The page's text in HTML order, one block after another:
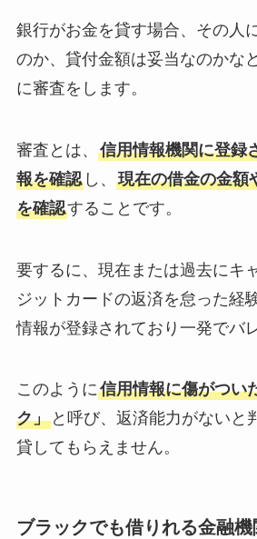
銀行がお金を貸す場合、その人
のか、貸付金額は妥当なのかな
に審査をします。
審査とは、 信用情報機関に登録
報を確認し、 現在の借金の金額
を確認することです。
要するに、現在または過去にキ
ジットカードの返済を怠った経
情報が登録されており一発でバ
このように信用情報に傷がつい
ク」と呼び、返済能力がないと
貸してもらえません。
ブラックでも借りれる金融